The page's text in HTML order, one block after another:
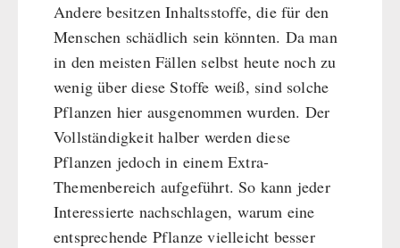
Andere besitzen Inhaltsstoffe, die für den
Menschen schädlich sein könnten. Da man
in den meisten Fällen selbst heute noch zu
wenig über diese Stoffe weiß, sind solche
Pflanzen hier ausgenommen wurden. Der
Vollständigkeit halber werden diese
Pflanzen jedoch in einem Extra-
Themenbereich aufgeführt. So kann jeder
Interessierte nachschlagen, warum eine
entsprechende Pflanze vielleicht besser